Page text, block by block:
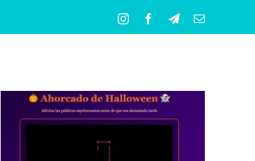
InstagramFacebookTelegramCorreo